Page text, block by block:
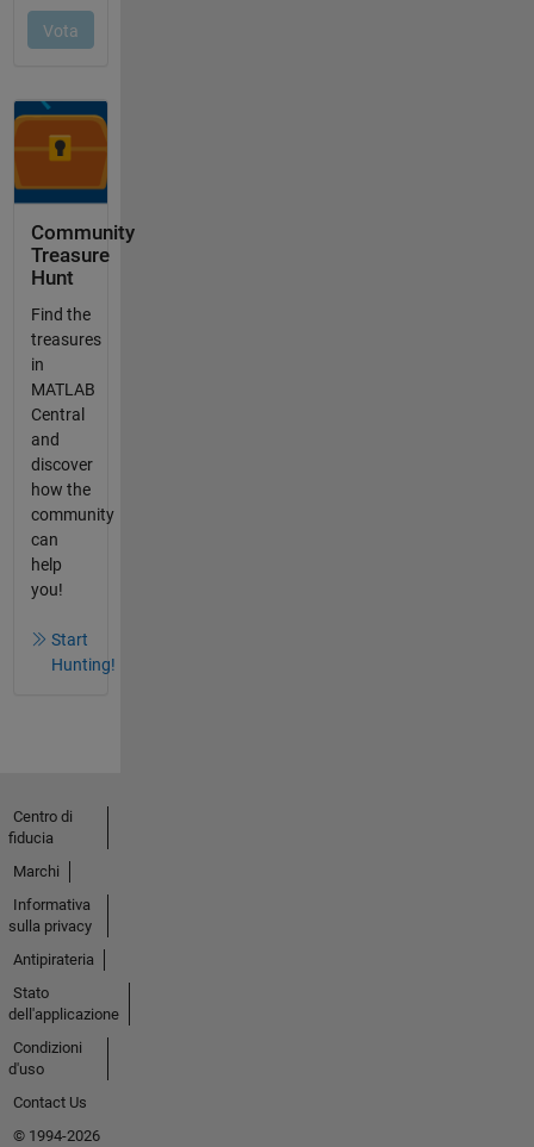
Community
Treasure
Hunt
Find the
treasures
in
MATLAB
Central
and
discover
how the
community
can
help
you!
Start
Hunting!
Centro di
fiducia
Marchi
Informativa
sulla privacy
Antipirateria
Stato
dell'applicazione
Condizioni
d'uso
Contact Us
© 1994-2026